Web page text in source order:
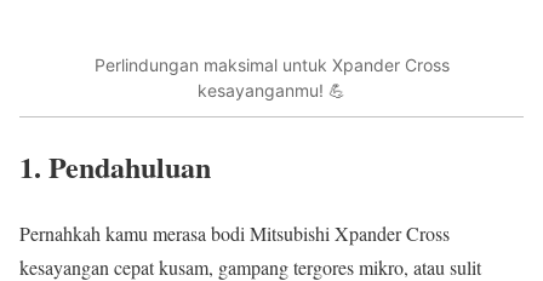
Perlindungan maksimal untuk Xpander Cross
kesayanganmu! 💪
1. Pendahuluan
Pernahkah kamu merasa bodi Mitsubishi Xpander Cross
kesayangan cepat kusam, gampang tergores mikro, atau sulit